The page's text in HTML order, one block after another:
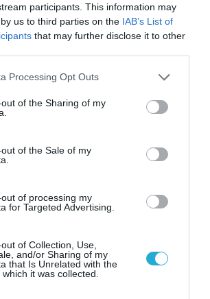
participants. This information may
us to third parties on the IAB’s List of
that may further disclose it to other
website/app uses one or more Google
visit or usage behaviour. You may click to
to Google and its third-party tags to
specified purposes in below Google
Processing Opt Outs
of the Sharing of my
of the Sale of my
of processing my
for Targeted Advertising.
of Collection, Use,
and/or Sharing of my
that Is Unrelated with the
it was collected.
στην Κολομβία
B737 της Caribbean Air Group
έναν επιβάτη τα
τοπική ώρα.